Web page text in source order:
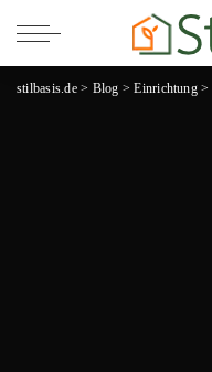
stilbasis.de> Blog >Einrichtung>